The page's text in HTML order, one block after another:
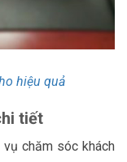
hiệu quả
tiết
chăm sóc khách